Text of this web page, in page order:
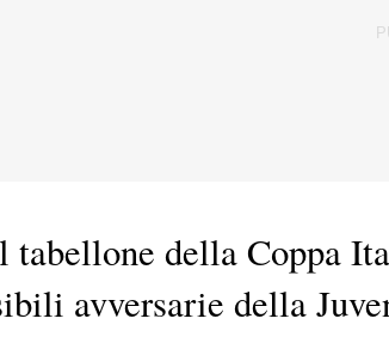
tabellone della Coppa
avversarie della